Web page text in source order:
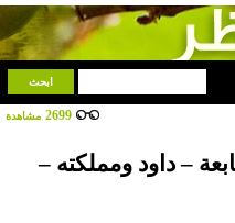
2699 مشاهدة
– داود ومملكته –